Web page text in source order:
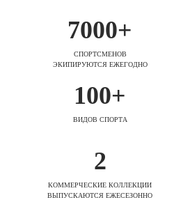
7000+
СПОРТСМЕНОВ
ЭКИПИРУЮТСЯ ЕЖЕГОДНО
100+
ВИДОВ СПОРТА
2
КОММЕРЧЕСКИЕ КОЛЛЕКЦИИ
ВЫПУСКАЮТСЯ ЕЖЕСЕЗОННО